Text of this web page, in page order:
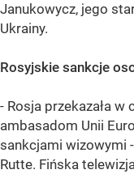
Janukowycz, jego
Ukrainy.
Rosyjskie sankcje
- Rosja przekazała
ambasadom Unii
sankcjami wizowymi
Rutte. Fińska